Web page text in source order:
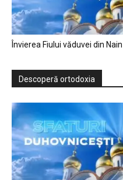
Învierea Fiului văduvei din Nain
Descoperă ortodoxia